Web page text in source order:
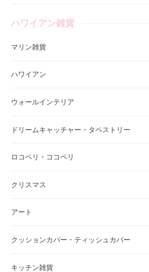
ハワイアン雑貨
マリン雑貨
ハワイアン
ウォールインテリア
ドリームキャッチャー・タペストリー
ロコペリ・ココペリ
クリスマス
アート
クッションカバー・ティッシュカバー
キッチン雑貨